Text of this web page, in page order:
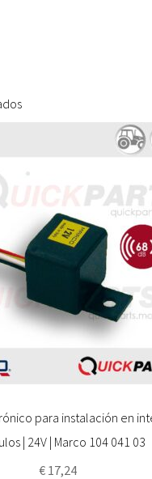
para instalación en
| 24V | Marco 104 041 03
€17,24